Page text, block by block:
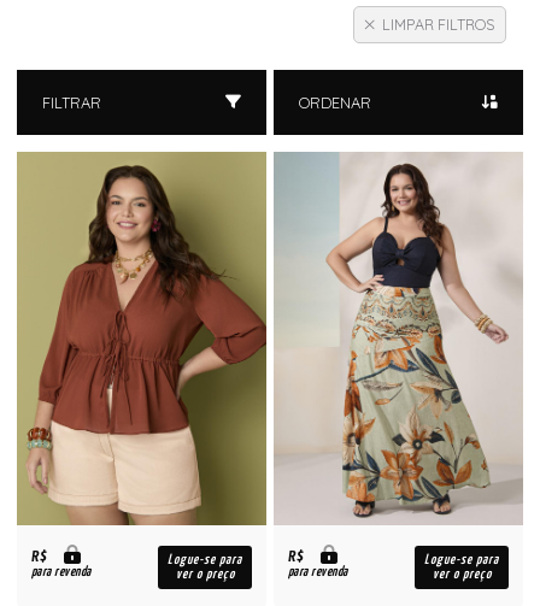
LIMPAR FILTROS
FILTRAR ORDENAR
R$
para revenda
Logue-se para
ver o preço
R$
para revenda
Logue-se para
ver o preço